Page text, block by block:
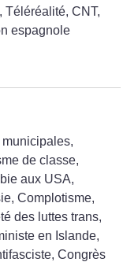
Téléréalité, CNT,
espagnole
de classe,
aux USA,
Complotisme,
des luttes trans,
en Islande,
Congrès